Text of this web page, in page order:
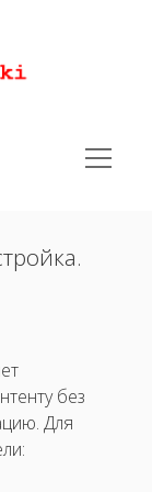
открыть
меню
2015 годов
без
Для